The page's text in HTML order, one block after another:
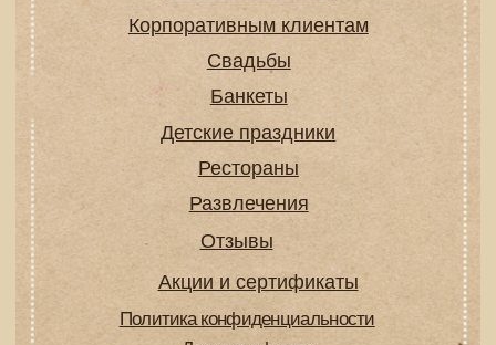
Чтобы ваш праздник в спа-отеле
Подмосковья прошел идеально, важно
продумать все детали. Каждая мелочь
важна! Делимся полезными советами,
которые помогут вам спланировать день
рождения в парк-отеле так, чтобы он
запомнился на долгие годы.
Особенно если хотите отметить день
настоящему
особенным?
Забронируйте номер заранее